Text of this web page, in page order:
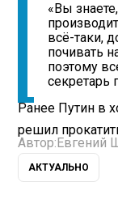
«Вы
всё-таки,
почивать
поэтому
секретарь
Ранее Путин в
решил
Автор: Евгений
АКТУАЛЬНО